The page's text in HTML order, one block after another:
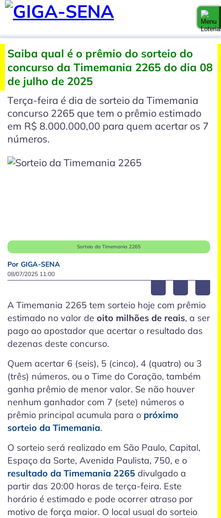
Saiba qual é o prêmio do sorteio do
concurso da Timemania 2265 do dia 08
de julho de 2025
Terça-feira é dia de sorteio da Timemania
concurso 2265 que tem o prêmio estimado
em R$ 8.000.000,00 para quem acertar os 7
números.
Sorteio da Timemania 2265
Por GIGA-SENA
08/07/2025 11:00
A Timemania 2265 tem sorteio hoje com prêmio
estimado no valor de oito milhões de reais, a ser
pago ao apostador que acertar o resultado das
dezenas deste concurso.
Quem acertar 6 (seis), 5 (cinco), 4 (quatro) ou 3
(três) números, ou o Time do Coração, também
ganha prêmio de menor valor. Se não houver
nenhum ganhador com 7 (sete) números o
prêmio principal acumula para o próximo
sorteio da Timemania.
O sorteio será realizado em São Paulo, Capital,
Espaço da Sorte, Avenida Paulista, 750, e o
resultado da Timemania 2265 divulgado a
partir das 20:00 horas de terça-feira. Este
horário é estimado e pode ocorrer atraso por
motivo de força maior. O local usual do sorteio